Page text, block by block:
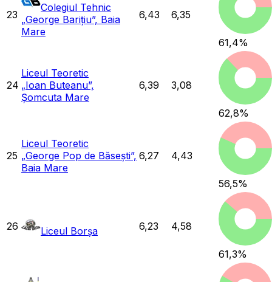
23
Colegiul Tehnic
„George Barițiu”, Baia
Mare
6,43 6,35
61,4%
24
Liceul Teoretic
„Ioan Buteanu”,
Șomcuta Mare
6,39 3,08
62,8%
25
Liceul Teoretic
„George Pop de Băsești”,
Baia Mare
6,27 4,43
56,5%
26 Liceul Borșa 6,23 4,58
61,3%